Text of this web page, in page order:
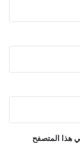
هذا المتصفح